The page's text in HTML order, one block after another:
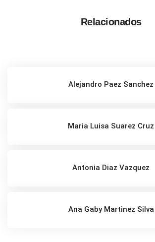
Relacionados
Alejandro Paez Sanchez
Maria Luisa Suarez Cruz
Antonia Diaz Vazquez
Ana Gaby Martinez Silva